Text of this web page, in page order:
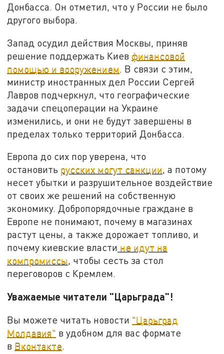
Донбасса. Он отметил, что у России не было
другого выбора.
Запад осудил действия Москвы, приняв
решение поддержать Киевфинансовой
помощью и вооружением . В связи с этим,
министр иностранных дел России Сергей
Лавров подчеркнул, что географические
задачи спецоперации на Украине
изменились, и они не будут завершены в
пределах только территорий Донбасса.
Европа до сих пор уверена, что
остановить русских могут санкции, а потому
несет убытки и разрушительное воздействие
от своих же решений на собственную
экономику. Добропорядочные граждане в
Европе не понимают, почему в магазинах
растут цены, а также дорожает топливо, и
почему киевские власти не идут на
компромиссы, чтобы сесть за стол
переговоров с Кремлем.
Уважаемые читатели "Царьграда"!
Вы можете читать новости "Царьград
Молдавия" в удобном для вас формате
в Вконтакте